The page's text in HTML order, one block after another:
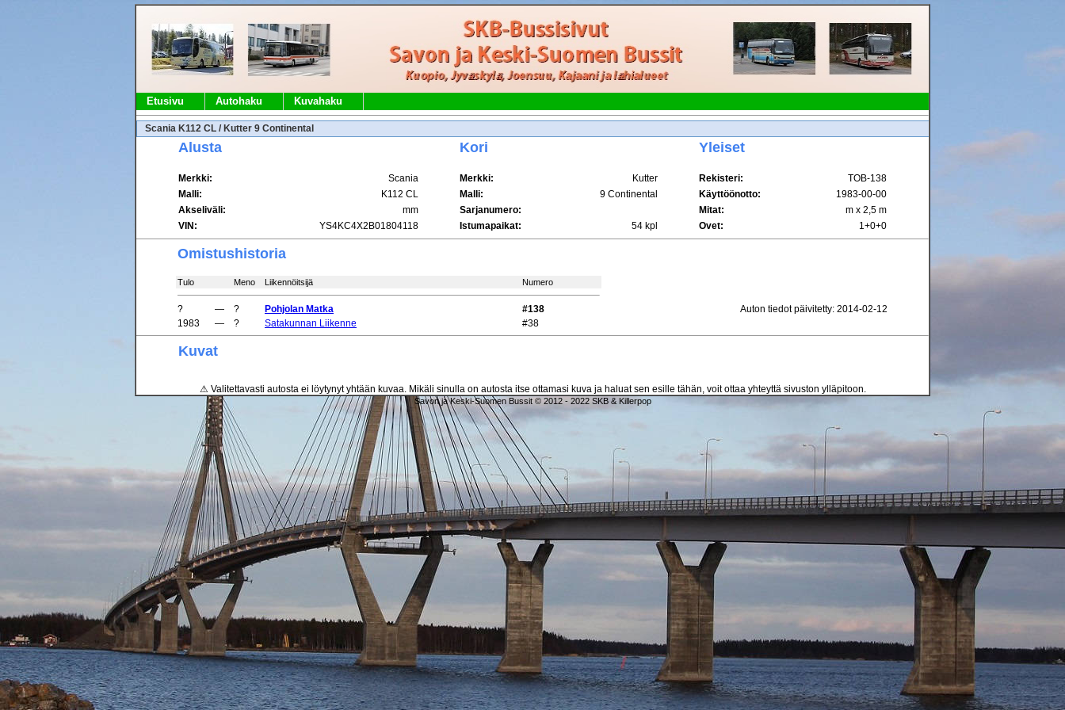
Etusivu Autohaku Kuvahaku
Scania K112 CL / Kutter 9 Continental
Alusta Kori Yleiset
Merkki: Scania Merkki: Kutter Rekisteri:
TOB-138
Malli:
K112 CL Malli: 9 Continental Käyttöönotto:
1983-00-00
Akseliväli:
mm Sarjanumero: Mitat:
m x 2,5 m
VIN:
YS4KC4X2B01804118 Istumapaikat: 54 kpl Ovet: 1+0+0
Omistushistoria
Tulo Meno Liikennöitsijä Numero
? — ? Pohjolan Matka #138
Auton tiedot päivitetty: 2014-02-12
1983
— ? Satakunnan Liikenne #38
Kuvat
⚠ Valitettavasti autosta ei löytynyt yhtään kuvaa. Mikäli sinulla on autosta itse ottamasi kuva ja haluat sen esille tähän, voit ottaa yhteyttä sivuston ylläpitoon.
Savon ja Keski-Suomen Bussit © 2012 - 2022 SKB & Killerpop